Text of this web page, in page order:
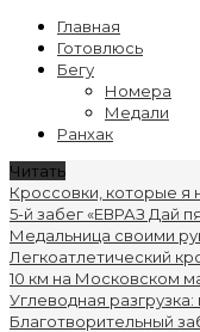
Главная
Готовлюсь
Бегу
Номера
Медали
Ранхак
Читать
Кроссовки, которые я
5-й забег «ЕВРАЗ Дай
Медальница своими
Легкоатлетический
10 км на Московском
Углеводная
Благотворительный